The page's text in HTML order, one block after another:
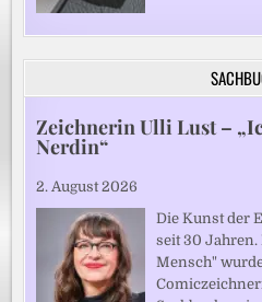
Zeichnerin Ulli Lust –
Nerdin“
2. August 2026
Die Kunst der
seit 30 Jahren.
Mensch"